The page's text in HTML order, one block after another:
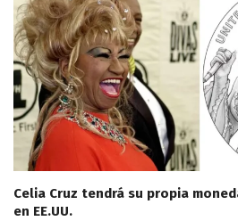
Celia Cruz tendrá su propia
en EE.UU.